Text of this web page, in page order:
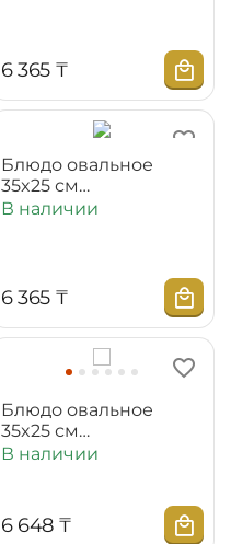
6 365 ₸
Блюдо овальное
35x25 см
WL‑880101117/A (OLD:
В наличии
6 365 ₸
Блюдо овальное
35x25 см
WL‑880103‑JV/1C
В наличии
6 648 ₸